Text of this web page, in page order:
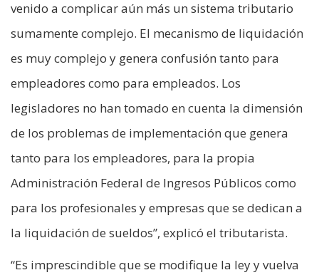
venido a complicar aún más un sistema tributario
sumamente complejo. El mecanismo de liquidación
es muy complejo y genera confusión tanto para
empleadores como para empleados. Los
legisladores no han tomado en cuenta la dimensión
de los problemas de implementación que genera
tanto para los empleadores, para la propia
Administración Federal de Ingresos Públicos como
para los profesionales y empresas que se dedican a
la liquidación de sueldos”, explicó el tributarista.
“Es imprescindible que se modifique la ley y vuelva